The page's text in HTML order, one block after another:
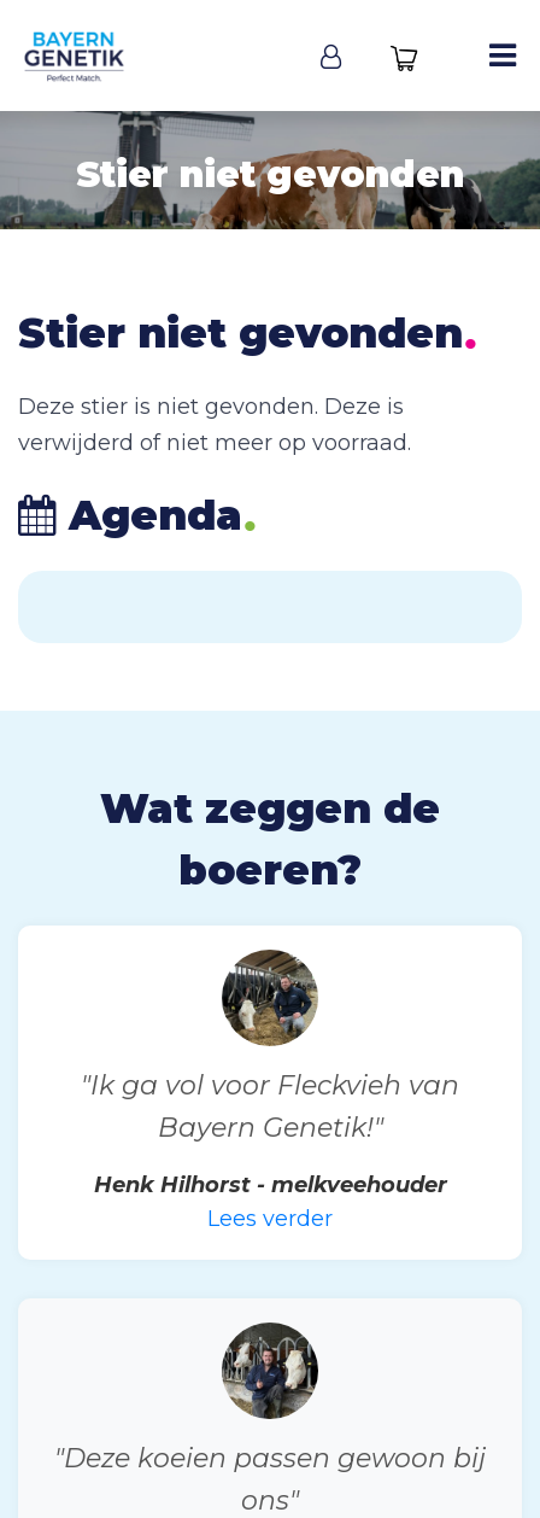
Stier niet gevonden
Stier niet gevonden.
Deze stier is niet gevonden. Deze is
verwijderd of niet meer op voorraad.
Agenda.
Wat zeggen de
boeren?
"Ik ga vol voor Fleckvieh van
Bayern Genetik!"
Henk Hilhorst - melkveehouder
Lees verder
"Deze koeien passen gewoon bij
ons"